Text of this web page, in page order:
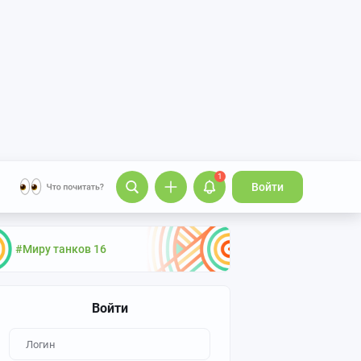
1
Войти
#Миру танков 16
Войти